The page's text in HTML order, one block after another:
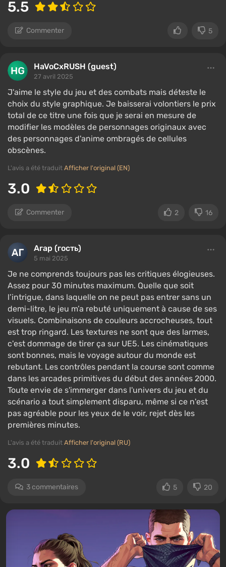
5.5
Commenter 5
HaVoCxRUSH (guest)
27 avril 2025
J'aime le style du jeu et des combats mais déteste le
choix du style graphique. Je baisserai volontiers le prix
total de ce titre une fois que je serai en mesure de
modifier les modèles de personnages originaux avec
des personnages d'anime ombragés de cellules
obscènes.
L'avis a été traduit Afficher l'original (EN)
3.0
Commenter 2 16
Агар (гость)
5 mai 2025
Je ne comprends toujours pas les critiques élogieuses.
Assez pour 30 minutes maximum. Quelle que soit
l’intrigue, dans laquelle on ne peut pas entrer sans un
demi-litre, le jeu m’a rebuté uniquement à cause de ses
visuels. Combinaisons de couleurs accrocheuses, tout
est trop ringard. Les textures ne sont que des larmes,
c'est dommage de tirer ça sur UE5. Les cinématiques
sont bonnes, mais le voyage autour du monde est
rebutant. Les contrôles pendant la course sont comme
dans les arcades primitives du début des années 2000.
Toute envie de s'immerger dans l'univers du jeu et du
scénario a tout simplement disparu, même si ce n'est
pas agréable pour les yeux de le voir, rejet dès les
premières minutes.
L'avis a été traduit Afficher l'original (RU)
3.0
3 commentaires 5 20